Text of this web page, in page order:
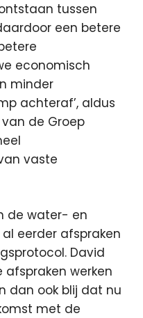
tussen
een betere
economisch
minder
achteraf’, aldus
van de Groep
vaste
de water- en
eerder afspraken
David
afspraken werken
dan ook blij dat nu
met de